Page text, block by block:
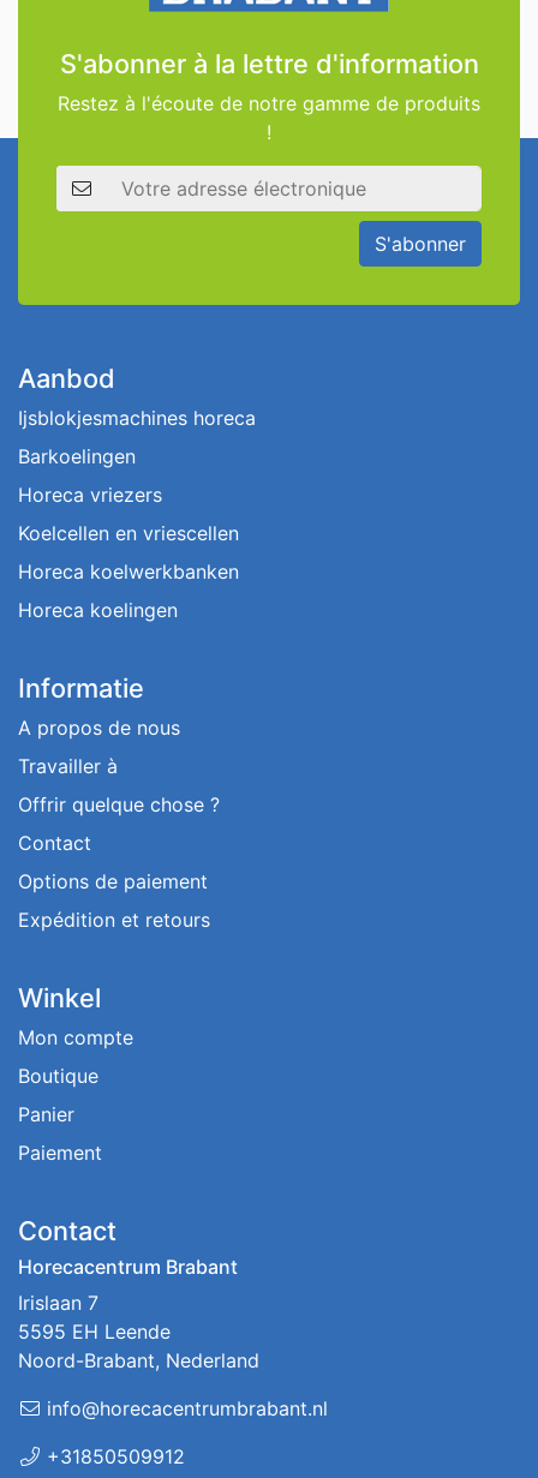
S'abonner à la lettre d'information
Restez à l'écoute de notre gamme de produits
!
Adresse électronique
S'abonner
Aanbod
Ijsblokjesmachines horeca
Barkoelingen
Horeca vriezers
Koelcellen en vriescellen
Horeca koelwerkbanken
Horeca koelingen
Informatie
A propos de nous
Travailler à
Offrir quelque chose ?
Contact
Options de paiement
Expédition et retours
Winkel
Mon compte
Boutique
Panier
Paiement
Contact
Horecacentrum Brabant
Irislaan 7
5595 EH Leende
Noord-Brabant, Nederland
info@horecacentrumbrabant.nl
+31850509912